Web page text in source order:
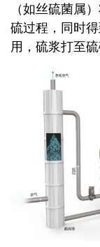
（如丝硫菌属
硫过程，同时得
用 ，硫浆打至